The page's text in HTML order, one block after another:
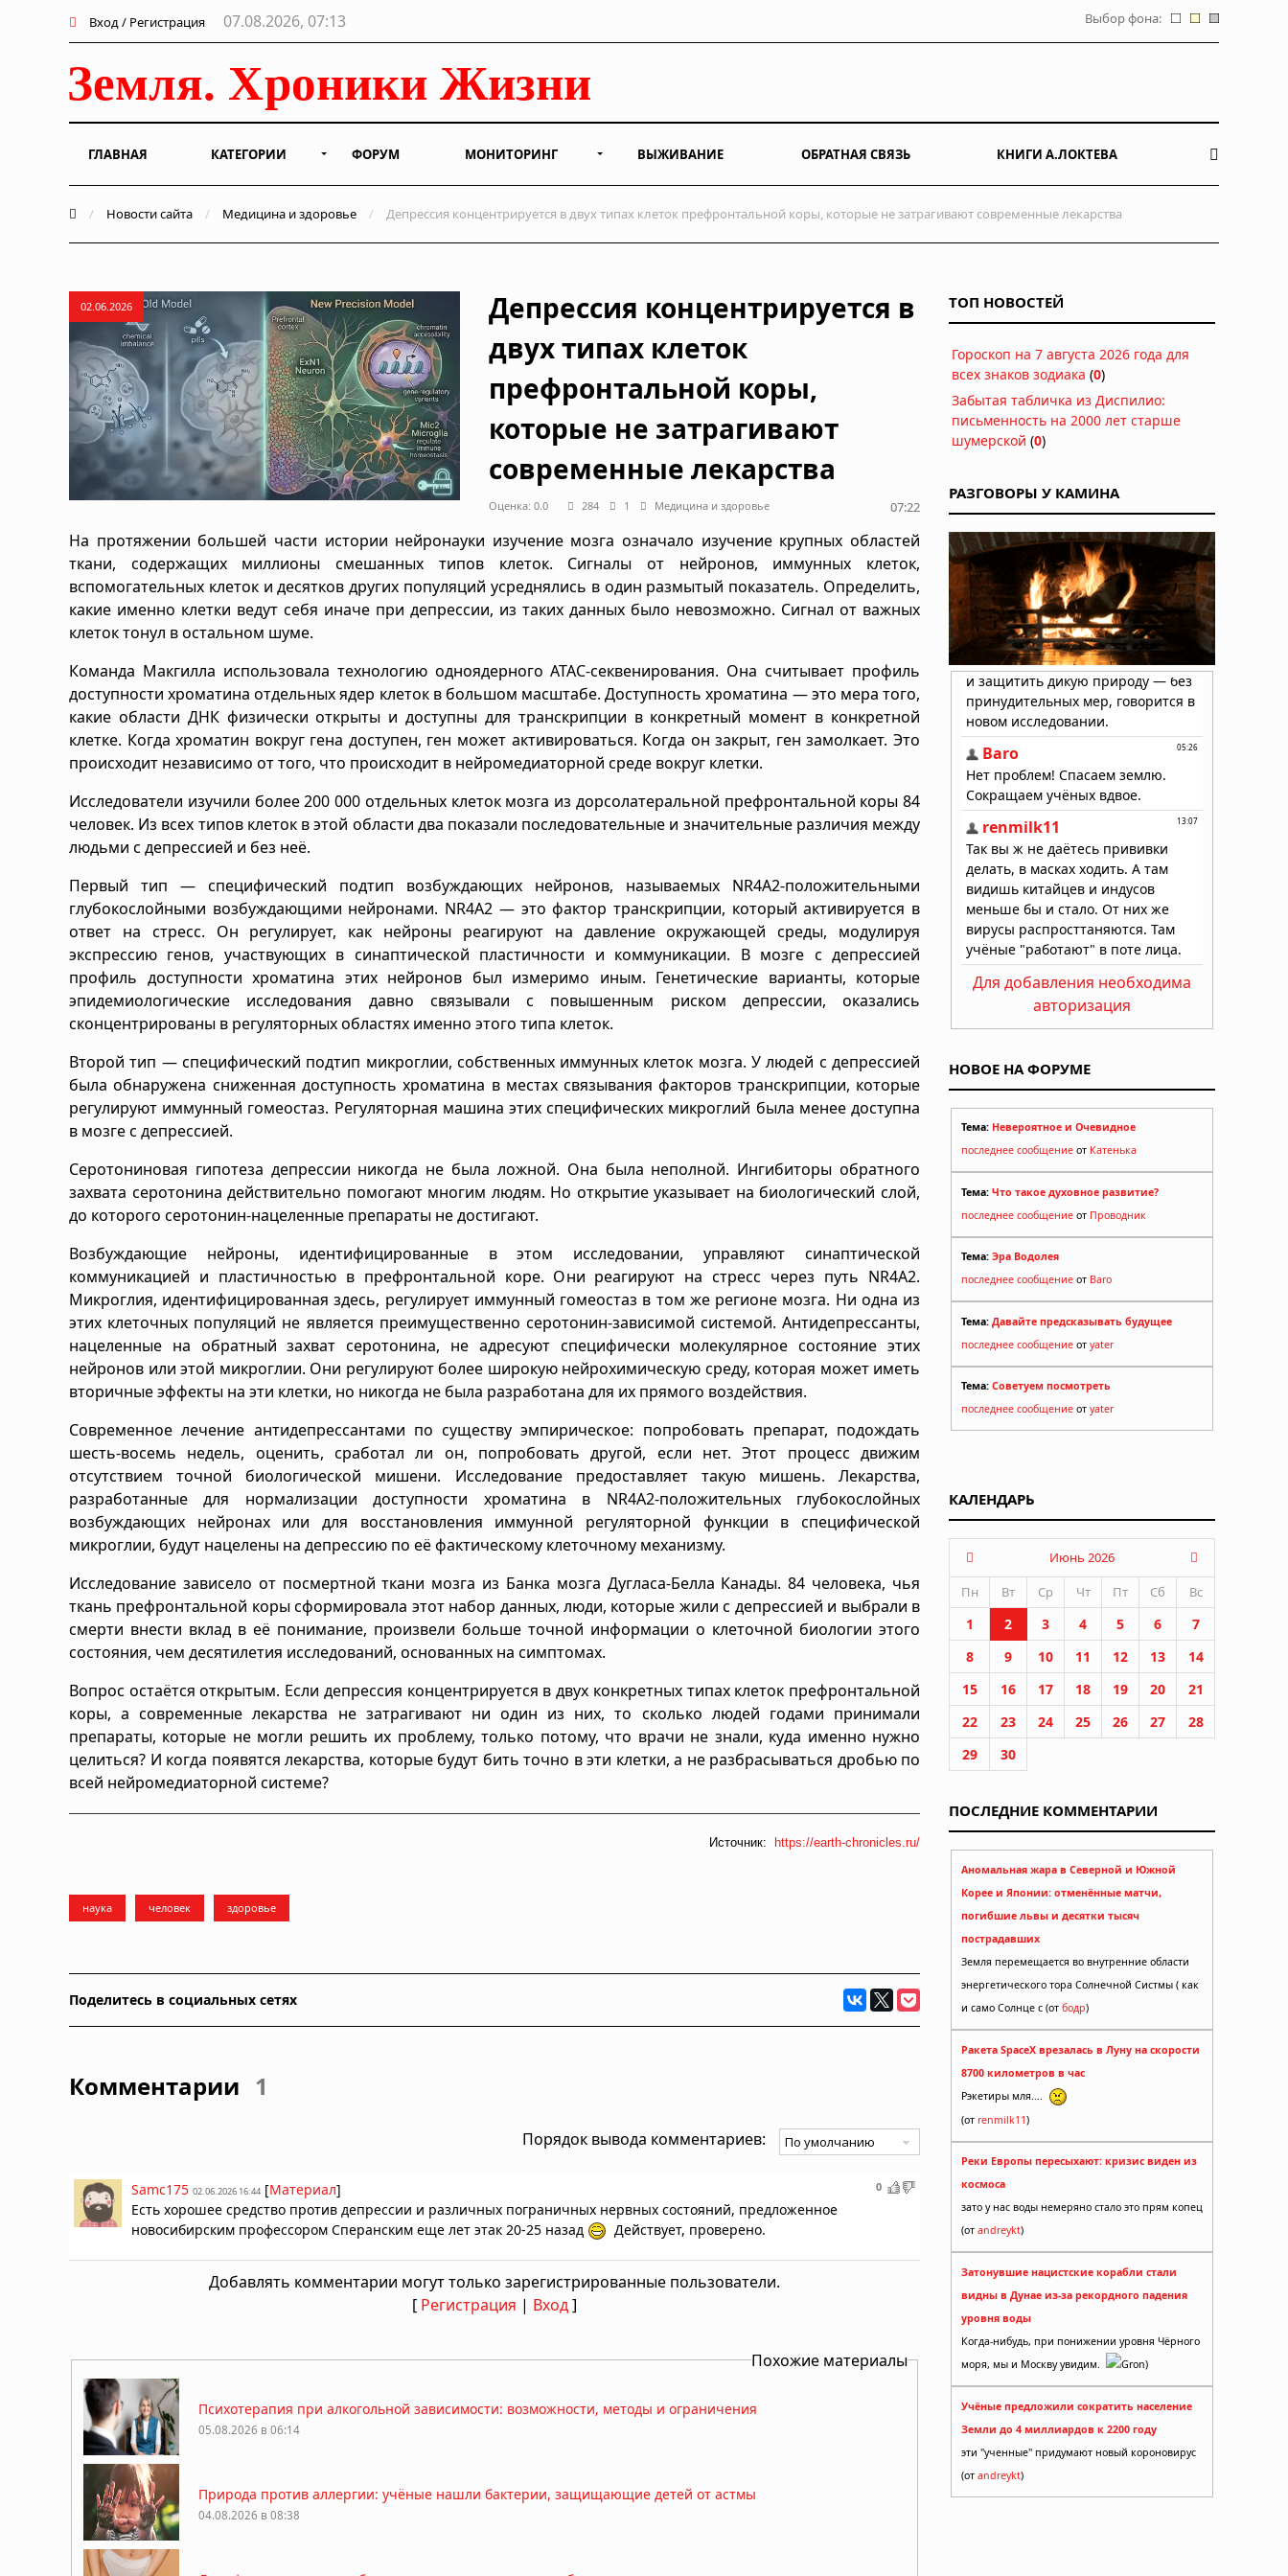
Вход / Регистрация 07.08.2026, 07:13 Выбор фона:
ГЛАВНАЯ КАТЕГОРИИ ФОРУМ МОНИТОРИНГ ВЫЖИВАНИЕ ОБРАТНАЯ СВЯЗЬ КНИГИ А.ЛОКТЕВА
/ Новости сайта / Медицина и здоровье / Депрессия концентрируется в двух типах клеток префронтальной коры, которые не затрагивают современные лекарства
02.06.2026
Депрессия концентрируется в
двух типах клеток
префронтальной коры,
которые не затрагивают
современные лекарства
Оценка: 0.0 284 1 Медицина и здоровье 07:22
На протяжении большей части истории нейронауки изучение мозга означало изучение крупных областей
ткани, содержащих миллионы смешанных типов клеток. Сигналы от нейронов, иммунных клеток,
вспомогательных клеток и десятков других популяций усреднялись в один размытый показатель. Определить,
какие именно клетки ведут себя иначе при депрессии, из таких данных было невозможно. Сигнал от важных
клеток тонул в остальном шуме.
Команда Макгилла использовала технологию одноядерного ATAC-секвенирования. Она считывает профиль
доступности хроматина отдельных ядер клеток в большом масштабе. Доступность хроматина — это мера того,
какие области ДНК физически открыты и доступны для транскрипции в конкретный момент в конкретной
клетке. Когда хроматин вокруг гена доступен, ген может активироваться. Когда он закрыт, ген замолкает. Это
происходит независимо от того, что происходит в нейромедиаторной среде вокруг клетки.
Исследователи изучили более 200 000 отдельных клеток мозга из дорсолатеральной префронтальной коры 84
человек. Из всех типов клеток в этой области два показали последовательные и значительные различия между
людьми с депрессией и без неё.
Первый тип — специфический подтип возбуждающих нейронов, называемых NR4A2-положительными
глубокослойными возбуждающими нейронами. NR4A2 — это фактор транскрипции, который активируется в
ответ на стресс. Он регулирует, как нейроны реагируют на давление окружающей среды, модулируя
экспрессию генов, участвующих в синаптической пластичности и коммуникации. В мозге с депрессией
профиль доступности хроматина этих нейронов был измеримо иным. Генетические варианты, которые
эпидемиологические исследования давно связывали с повышенным риском депрессии, оказались
сконцентрированы в регуляторных областях именно этого типа клеток.
Второй тип — специфический подтип микроглии, собственных иммунных клеток мозга. У людей с депрессией
была обнаружена сниженная доступность хроматина в местах связывания факторов транскрипции, которые
регулируют иммунный гомеостаз. Регуляторная машина этих специфических микроглий была менее доступна
в мозге с депрессией.
Серотониновая гипотеза депрессии никогда не была ложной. Она была неполной. Ингибиторы обратного
захвата серотонина действительно помогают многим людям. Но открытие указывает на биологический слой,
до которого серотонин-нацеленные препараты не достигают.
Возбуждающие нейроны, идентифицированные в этом исследовании, управляют синаптической
коммуникацией и пластичностью в префронтальной коре. Они реагируют на стресс через путь NR4A2.
Микроглия, идентифицированная здесь, регулирует иммунный гомеостаз в том же регионе мозга. Ни одна из
этих клеточных популяций не является преимущественно серотонин-зависимой системой. Антидепрессанты,
нацеленные на обратный захват серотонина, не адресуют специфически молекулярное состояние этих
нейронов или этой микроглии. Они регулируют более широкую нейрохимическую среду, которая может иметь
вторичные эффекты на эти клетки, но никогда не была разработана для их прямого воздействия.
Современное лечение антидепрессантами по существу эмпирическое: попробовать препарат, подождать
шесть-восемь недель, оценить, сработал ли он, попробовать другой, если нет. Этот процесс движим
отсутствием точной биологической мишени. Исследование предоставляет такую мишень. Лекарства,
разработанные для нормализации доступности хроматина в NR4A2-положительных глубокослойных
возбуждающих нейронах или для восстановления иммунной регуляторной функции в специфической
микроглии, будут нацелены на депрессию по её фактическому клеточному механизму.
Исследование зависело от посмертной ткани мозга из Банка мозга Дугласа-Белла Канады. 84 человека, чья
ткань префронтальной коры сформировала этот набор данных, люди, которые жили с депрессией и выбрали в
смерти внести вклад в её понимание, произвели больше точной информации о клеточной биологии этого
состояния, чем десятилетия исследований, основанных на симптомах.
Вопрос остаётся открытым. Если депрессия концентрируется в двух конкретных типах клеток префронтальной
коры, а современные лекарства не затрагивают ни один из них, то сколько людей годами принимали
препараты, которые не могли решить их проблему, только потому, что врачи не знали, куда именно нужно
целиться? И когда появятся лекарства, которые будут бить точно в эти клетки, а не разбрасываться дробью по
всей нейромедиаторной системе?
Источник: https://earth-chronicles.ru/
наука человек здоровье
Поделитесь в социальных сетях
Комментарии 1
Порядок вывода комментариев:
0
Samc175 02.06.2026 16:44 [Материал]
Есть хорошее средство против депрессии и различных пограничных нервных состояний, предложенное
новосибирским профессором Сперанским еще лет этак 20-25 назад
Действует, проверено.
Добавлять комментарии могут только зарегистрированные пользователи.
[ Регистрация | Вход]
Похожие материалы
Психотерапия при алкогольной зависимости: возможности, методы и ограничения
05.08.2026 в 06:14
Природа против аллергии: учёные нашли бактерии, защищающие детей от астмы
04.08.2026 в 08:38
ТОП НОВОСТЕЙ
Гороскоп на 7 августа 2026 года для
всех знаков зодиака (0)
Забытая табличка из Диспилио:
письменность на 2000 лет старше
шумерской (0)
РАЗГОВОРЫ У КАМИНА
Для добавления необходима
авторизация
НОВОЕ НА ФОРУМЕ
Тема: Невероятное и Очевидное
последнее сообщение от Катенька
Тема: Что такое духовное развитие?
последнее сообщение от Проводник
Тема: Эра Водолея
последнее сообщение от Baro
Тема: Давайте предсказывать будущее
последнее сообщение от yater
Тема: Советуем посмотреть
последнее сообщение от yater
КАЛЕНДАРЬ
Июнь 2026
Пн
Вт Ср Чт Пт Сб Вс
1 2 3 4 5 6
7
8
9 10 11 12 13
14
15
16 17 18 19 20
21
22
23 24 25 26 27
28
29
30
ПОСЛЕДНИЕ КОММЕНТАРИИ
Аномальная жара в Северной и Южной
Корее и Японии: отменённые матчи,
погибшие львы и десятки тысяч
пострадавших
Земля перемещается во внутренние области
энергетического тора Солнечной Систмы ( как
и само Солнце с (от бодр)
Ракета SpaceX врезалась в Луну на скорости
8700 километров в час
Рэкетиры мля....
(от renmilk11)
Реки Европы пересыхают: кризис виден из
космоса
зато у нас воды немеряно стало это прям копец
(от andreykt)
Затонувшие нацистские корабли стали
видны в Дунае из-за рекордного падения
уровня воды
Когда-нибудь, при понижении уровня Чёрного
моря, мы и Москву увидим.
Gron)
Учёные предложили сократить население
Земли до 4 миллиардов к 2200 году
эти "ученные" придумают новый короновирус
(от andreykt)